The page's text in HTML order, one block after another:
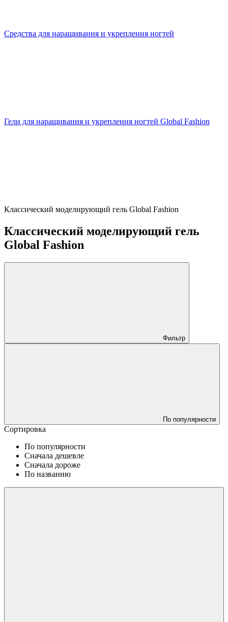
Средства для наращивания и укрепления ногтей
Гели для наращивания и укрепления ногтей Global Fashion
Классический моделирующий гель Global Fashion
Классический моделирующий гель
Global Fashion
Фильтр
По популярности
Сортировка
По популярности
Сначала дешевле
Сначала дороже
По названию